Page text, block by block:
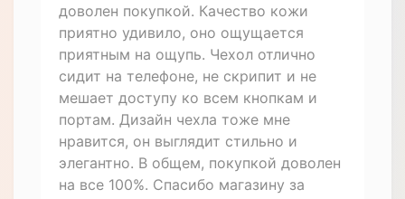
доволен покупкой. Качество кожи
приятно удивило, оно ощущается
приятным на ощупь. Чехол отлично
сидит на телефоне, не скрипит и не
мешает доступу ко всем кнопкам и
портам. Дизайн чехла тоже мне
нравится, он выглядит стильно и
элегантно. В общем, покупкой доволен
на все 100%. Спасибо магазину за